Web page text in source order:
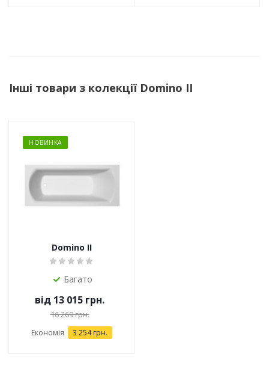
Інші товари з колекції Domino II
НОВИНКА
Domino II
Багато
від 13 015 грн.
16 269 грн.
Економія 3 254 грн.